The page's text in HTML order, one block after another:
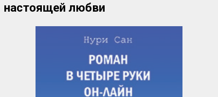
настоящей любви